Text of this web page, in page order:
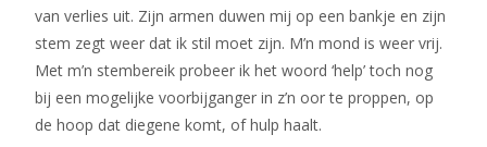
van verlies uit. Zijn armen duwen mij op een bankje en zijn
stem zegt weer dat ik stil moet zijn. M’n mond is weer vrij.
Met m’n stembereik probeer ik het woord ‘help’ toch nog
bij een mogelijke voorbijganger in z’n oor te proppen, op
de hoop dat diegene komt, of hulp haalt.